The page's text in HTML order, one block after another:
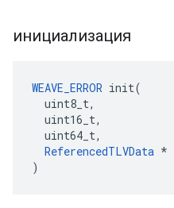
инициализация
WEAVE_ERROR init(
  uint8_t,
  uint16_t,
  uint64_t,
ReferencedTLVData *
)